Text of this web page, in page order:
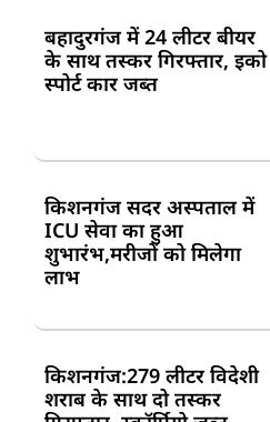
बहादुरगंज में 24 लीटर बीयर
के साथ तस्कर गिरफ्तार, इको
स्पोर्ट कार जब्त
किशनगंज सदर अस्पताल में
ICU सेवा का हुआ
शुभारंभ,मरीजों को मिलेगा
लाभ
किशनगंज:279 लीटर विदेशी
शराब के साथ दो तस्कर